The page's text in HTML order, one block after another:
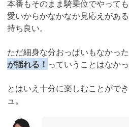
本番もそのまま騎乗位でやって
愛いからかなかなか見応えがあ
持ち良い。
ただ細身な分おっぱいもなかっ
が揺れる！ っていうことはなかっ
とはいえ十分に楽しむことがで
ュ。